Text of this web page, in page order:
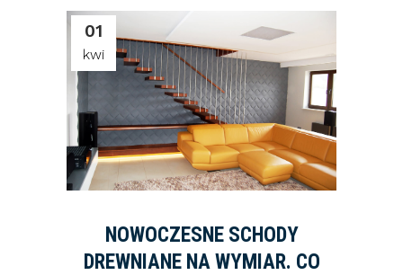
01
kwi
NOWOCZESNE SCHODY
DREWNIANE NA WYMIAR. CO